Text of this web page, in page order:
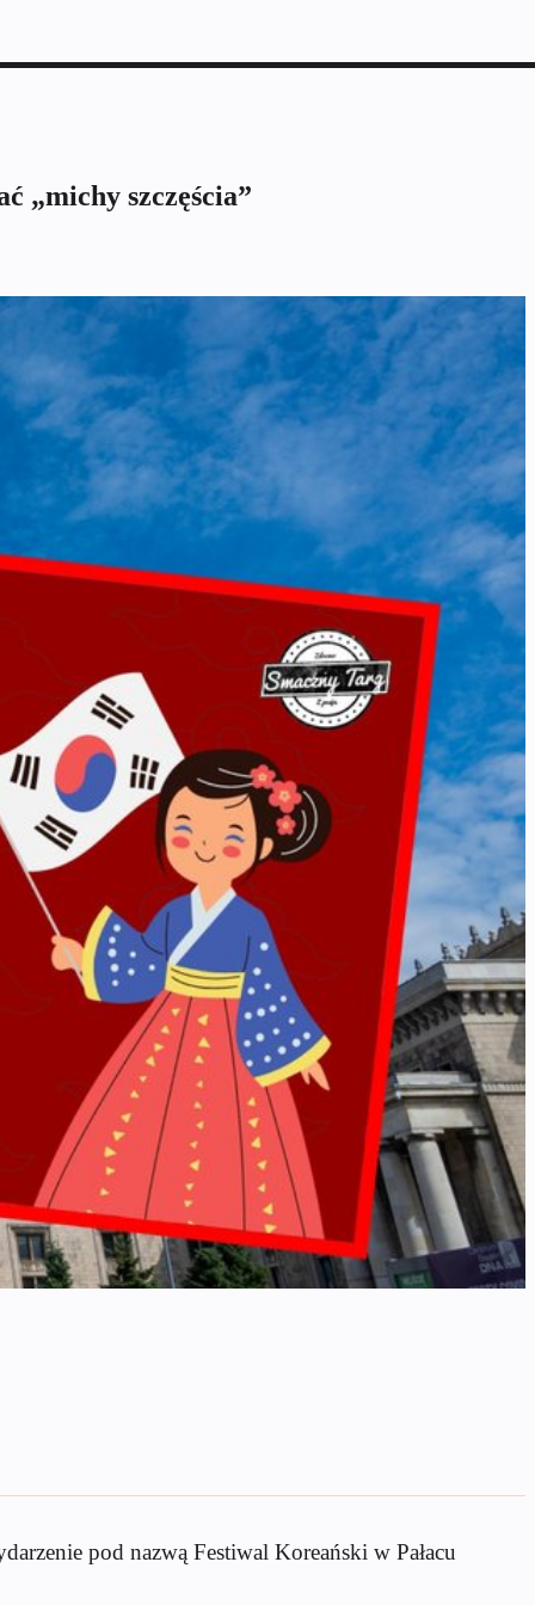
„michy szczęścia”
pod nazwą Festiwal Koreański w Pałacu